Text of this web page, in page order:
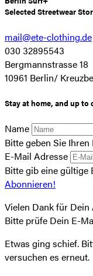
Selected Streetwear
mail@ete-clothing.de
030 32895543
Bergmannstrasse 18
10961 Berlin/
Stay at home, and up to
Name
Bitte geben Sie Ihren
E-Mail Adresse
Bitte gib eine gültige
Abonnieren!
Vielen Dank für
Bitte prüfe Dein E-
Etwas ging schief.
versuchen es erneut.